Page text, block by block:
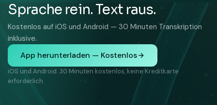
Sprache rein. Text raus.
Kostenlos auf iOS und Android — 30 Minuten Transkription
inklusive.
App herunterladen — Kostenlos
iOS und Android. 30 Minuten kostenlos, keine Kreditkarte
erforderlich.